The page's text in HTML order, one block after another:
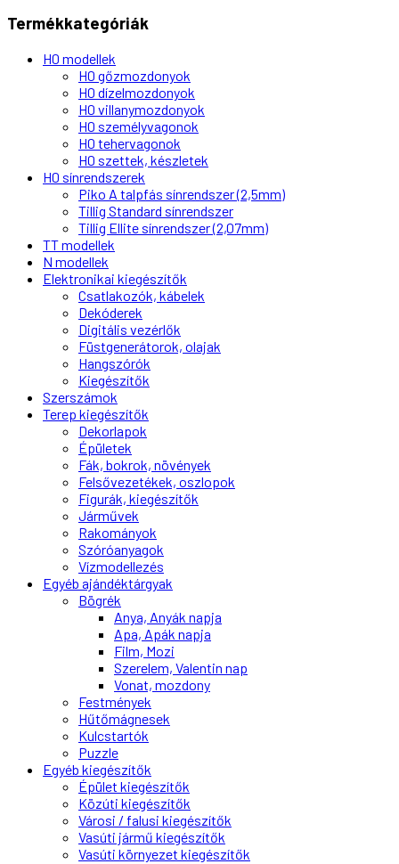
Termékkategóriák
H0 modellek
H0 gőzmozdonyok
H0 dízelmozdonyok
H0 villanymozdonyok
H0 személyvagonok
H0 tehervagonok
H0 szettek, készletek
H0 sínrendszerek
Piko A talpfás sínrendszer (2,5mm)
Tillig Standard sínrendszer
Tillig Ellite sínrendszer (2,07mm)
TT modellek
N modellek
Elektronikai kiegészítők
Csatlakozók, kábelek
Dekóderek
Digitális vezérlők
Füstgenerátorok, olajak
Hangszórók
Kiegészítők
Szerszámok
Terep kiegészítők
Dekorlapok
Épületek
Fák, bokrok, növények
Felsővezetékek, oszlopok
Figurák, kiegészítők
Járművek
Rakományok
Szóróanyagok
Vízmodellezés
Egyéb ajándéktárgyak
Bögrék
Anya, Anyák napja
Apa, Apák napja
Film, Mozi
Szerelem, Valentin nap
Vonat, mozdony
Festmények
Hűtőmágnesek
Kulcstartók
Puzzle
Egyéb kiegészítők
Épület kiegészítők
Közúti kiegészítők
Városi / falusi kiegészítők
Vasúti jármű kiegészítők
Vasúti környezet kiegészítők